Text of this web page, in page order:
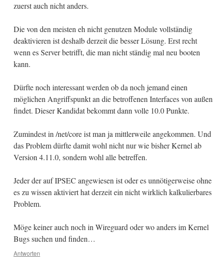
zuerst auch nicht anders.
Die von den meisten eh nicht genutzen Module vollständig
deaktivieren ist deshalb derzeit die besser Lösung. Erst recht
wenn es Server betrifft, die man nicht ständig mal neu booten
kann.
Dürfte noch interessant werden ob da noch jemand einen
möglichen Angriffspunkt an die betroffenen Interfaces von außen
findet. Dieser Kandidat bekommt dann volle 10.0 Punkte.
Zumindest in /net/core ist man ja mittlerweile angekommen. Und
das Problem dürfte damit wohl nicht nur wie bisher Kernel ab
Version 4.11.0, sondern wohl alle betreffen.
Jeder der auf IPSEC angewiesen ist oder es unnötigerweise ohne
es zu wissen aktiviert hat derzeit ein nicht wirklich kalkulierbares
Problem.
Möge keiner auch noch in Wireguard oder wo anders im Kernel
Bugs suchen und finden…
Antworten